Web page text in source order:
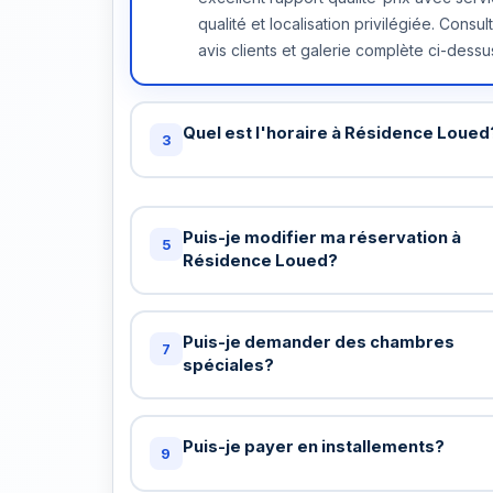
qualité et localisation privilégiée.
avis clients et galerie complète ci-
3 Quel est l'horaire à Résidence
un check-in anticipé ou late checkout
réserve de disponibilité). Nous
gratuitement si possible.
5
Puis-je modifier ma réservation à
Résidence Loued?
Oui, tant que les nouvelles dates sont
disponibles à Résidence Loued.
au +216 72 320 422 ou par email. Si la
différence.
7
Puis-je demander des chambres
spéciales?
Bien sûr! Demande de chambre avec
chambre spacieuse, étage élevé, etc.
9 Puis-je payer en installements?